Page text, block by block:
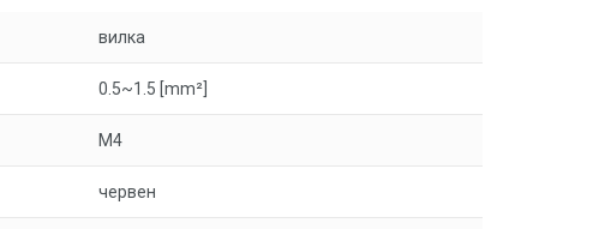
вилка
0.5~1.5 [mm²]
M4
червен